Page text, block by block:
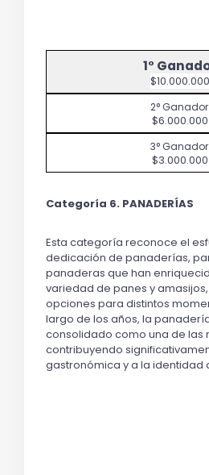
$10.000.000
$6.000.000
$3.000.000
Categoría 6. PANADERÍAS
Esta categoría reconoce el
dedicación de panaderías,
panaderas que han
variedad de panes y
opciones para distintos
largo de los años, la
consolidado como una de las
contribuyendo
gastronómica y a la identidad